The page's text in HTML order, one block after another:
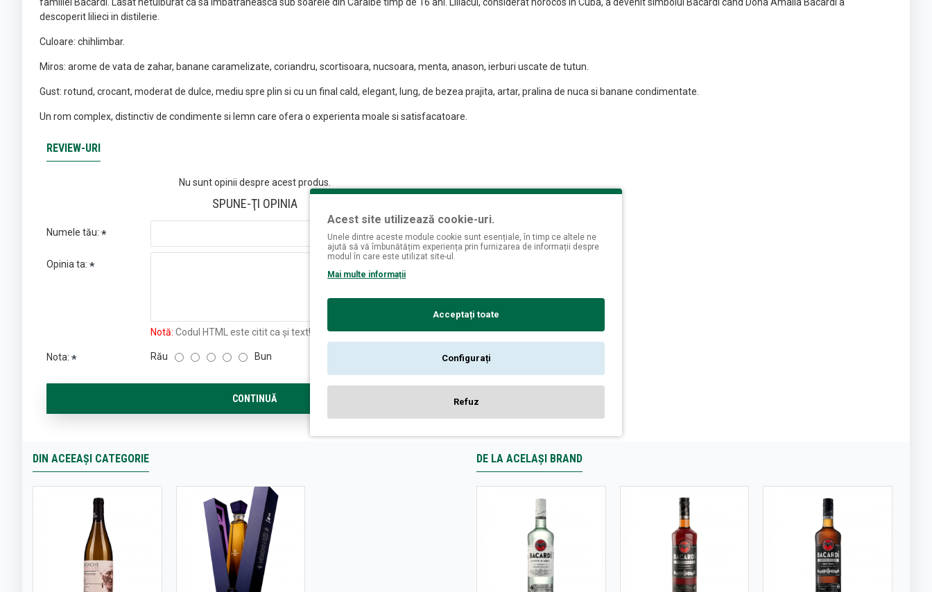
descoperit lilieci in distilerie.
Culoare: chihlimbar.
Miros: arome de vata de zahar, banane caramelizate, coriandru, scortisoara, nucsoara, menta, anason, ierburi uscate de tutun.
Gust: rotund, crocant, moderat de dulce, mediu spre plin si cu un final cald, elegant, lung, de bezea prajita, artar, pralina de nuca si banane condimentate.
Un rom complex, distinctiv de condimente si lemn care ofera o experienta moale si satisfacatoare.
REVIEW-URI
Nu sunt opinii despre acest produs.
SPUNE-ŢI OPINIA
Numele tău:
Opinia ta:
Notă: Codul HTML este citit ca şi text!
Nota: Rău Bun
CONTINUĂ
DIN ACEEAȘI CATEGORIE DE LA ACELAȘI BRAND
Acest site utilizează cookie-uri.
Unele dintre aceste module cookie sunt esențiale, în timp ce altele ne
ajută să vă îmbunătățim experiența prin furnizarea de informații despre
modul în care este utilizat site-ul.
Mai multe informații
Acceptați toate
Configurați
Refuz